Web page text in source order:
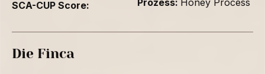
SCA-CUP Score:
Die Finca